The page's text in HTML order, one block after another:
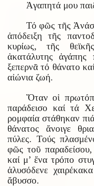
Ἀγαπητά μου
Τό φῶς τῆς
ἀπόδειξη τῆς
κυρίως, τῆς
ἀκατάλυτης ἀγάπης
ξεπερνᾶ τό θάνατο
αἰώνια ζωή.
Ὅταν οἱ
παράδεισο καί τά
ρομφαία στάθηκαν
θάνατος ἄνοιγε
πύλες. Τούς
φῶς τοῦ
καί μ’ ἕνα τρόπο
ἁλυσόδενε
ἄβυσσο.